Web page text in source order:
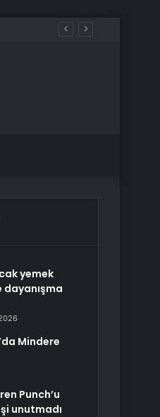
yemek
Mindere
Punch’u
unutmadı